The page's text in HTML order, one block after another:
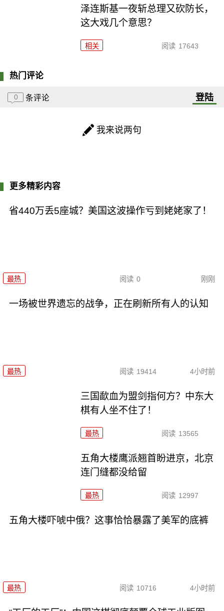
泽连斯基一夜斩总理又砍防长，
这大戏几个意思？
相关 阅读 17643
热门评论
0 条评论 登陆
我来说两句
更多精彩内容
省440万丢5座城？美国这波操作亏到姥姥家了！
最热 阅读 0 刚刚
一场被世界遗忘的战争，正在刷新所有人的认知
最热 阅读 19414 4小时前
三国歃血为盟剑指何方？中东大
棋有人坐不住了！
最热 阅读 13565
五角大楼鹰派翘首盼进京，北京
连门缝都没给留
最热 阅读 12997
五角大楼吓唬中俄？这事恰恰暴露了美军的底裤
最热 阅读 10716 4小时前